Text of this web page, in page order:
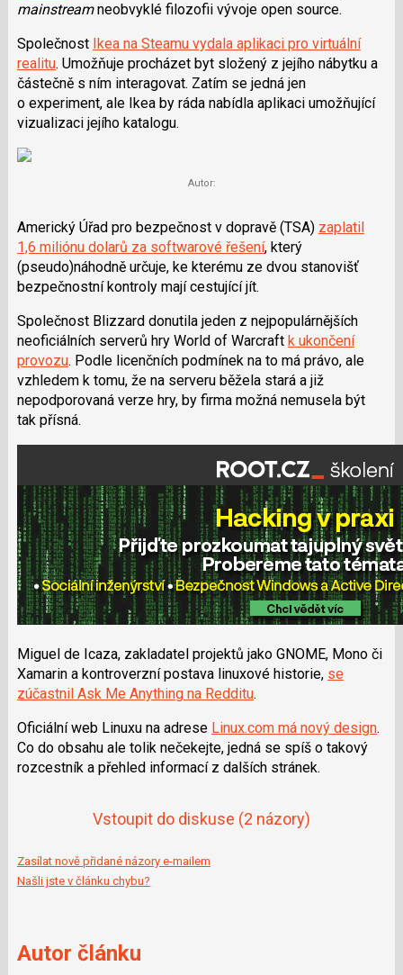
mainstreamneobvyklé filozofii vývoje open source.
Společnost Ikea na Steamu vydala aplikaci pro virtuální
realitu. Umožňuje procházet byt složený z jejího nábytku a
částečně s ním interagovat. Zatím se jedná jen
o experiment, ale Ikea by ráda nabídla aplikaci umožňující
vizualizaci jejího katalogu.
Autor:
Americký Úřad pro bezpečnost v dopravě (TSA) zaplatil
1,6 miliónu dolarů za softwarové řešení, který
(pseudo)náhodně určuje, ke kterému ze dvou stanovišť
bezpečnostní kontroly mají cestující jít.
Společnost Blizzard donutila jeden z nejpopulárnějších
neoficiálních serverů hry World of Warcraft k ukončení
provozu. Podle licenčních podmínek na to má právo, ale
vzhledem k tomu, že na serveru běžela stará a již
nepodporovaná verze hry, by firma možná nemusela být
tak přísná.
Miguel de Icaza, zakladatel projektů jako GNOME, Mono či
Xamarin a kontroverzní postava linuxové historie, se
zúčastnil Ask Me Anything na Redditu.
Oficiální web Linuxu na adrese Linux.com má nový design.
Co do obsahu ale tolik nečekejte, jedná se spíš o takový
rozcestník a přehled informací z dalších stránek.
Vstoupit do diskuse (2 názory)
Zasílat nově přidané názory e-mailem
Našli jste v článku chybu?
Autor článku